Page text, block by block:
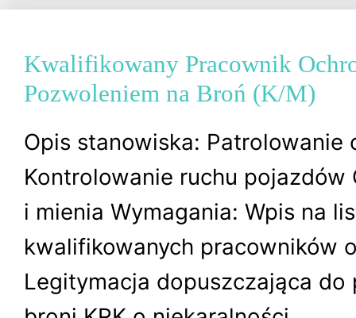
Kwalifikowany Pracownik
Pozwoleniem na Broń (K/M)
Opis stanowiska: Patrolowanie
Kontrolowanie ruchu pojazdów
i mienia Wymagania: Wpis na
kwalifikowanych pracowników
Legitymacja dopuszczająca do